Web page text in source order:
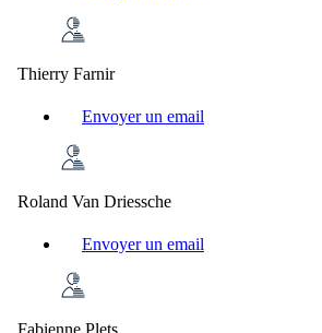
Thierry Farnir
Envoyer un email
Roland Van Driessche
Envoyer un email